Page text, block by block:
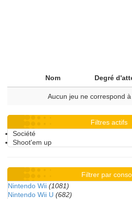
Nom Degré
Aucun jeu ne correspond à
Filtres actifs
Société
Shoot'em up
Filtrer par
Nintendo Wii (1081)
Nintendo Wii U (682)